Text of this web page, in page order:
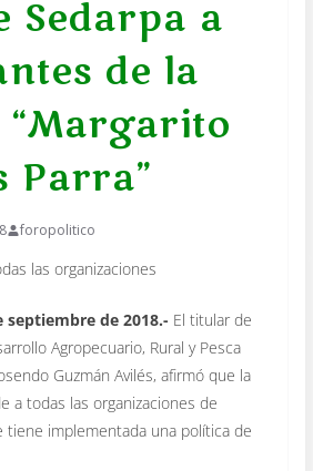
Sedarpa a
de la
“Margarito
Parra”
foropolitico
las organizaciones
septiembre de 2018.- El titular de
Agropecuario, Rural y Pesca
Guzmán Avilés, afirmó que la
a todas las organizaciones de
implementada una política de